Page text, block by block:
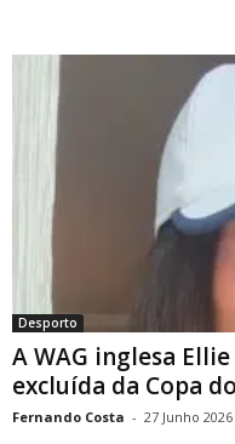
Desporto
A WAG inglesa
excluída da Copa
Fernando Costa - 27 Junho 2026